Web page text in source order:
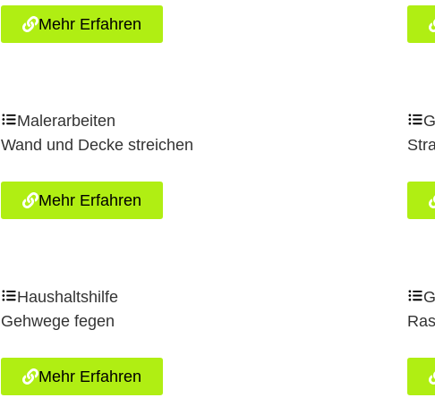
Mehr Erfahren
Malerarbeiten
Wand und Decke streichen
Mehr Erfahren
Haushaltshilfe
Gehwege fegen
Mehr Erfahren